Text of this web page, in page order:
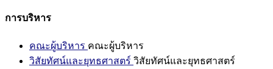
การบริหาร
คณะผู้บริหาร คณะผู้บริหาร
วิสัยทัศน์และยุทธศาสตร์ วิสัยทัศน์และยุทธศาสตร์